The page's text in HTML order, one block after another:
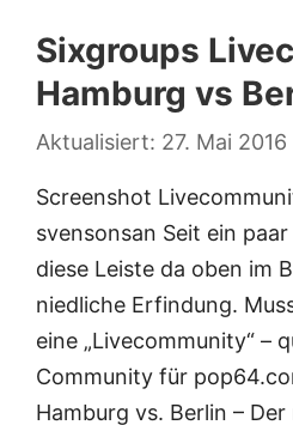
Sixgroups
Hamburg vs
27. Mai 2016
Screenshot
svensonsan Seit ein
diese Leiste da oben im
niedliche Erfindung.
eine „Livecommunity“ –
Community für
Hamburg vs. Berlin –